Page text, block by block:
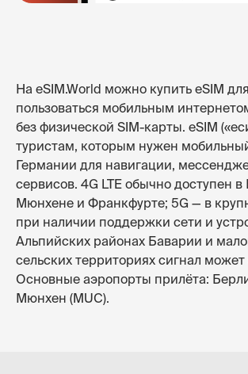
На eSIM.World можно купить eSIM
пользоваться мобильным
без физической SIM-карты. eSIM
туристам, которым нужен
Германии для навигации,
сервисов. 4G LTE обычно доступен в
Мюнхене и Франкфурте; 5G — в
при наличии поддержки сети и
Альпийских районах Баварии и
сельских территориях сигнал может
Основные аэропорты прилёта:
Мюнхен (MUC).